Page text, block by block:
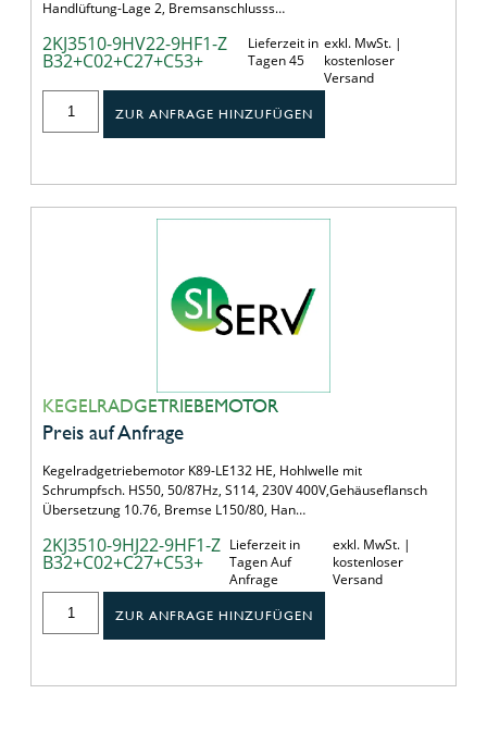
Handlüftung-Lage 2, Bremsanschlusss…
2KJ3510-9HV22-9HF1-Z
B32+C02+C27+C53+
Lieferzeit in
Tagen 45
exkl. MwSt. |
kostenloser
Versand
ZUR ANFRAGE HINZUFÜGEN
KEGELRADGETRIEBEMOTOR
Preis auf Anfrage
Kegelradgetriebemotor K89-LE132 HE, Hohlwelle mit
Schrumpfsch. HS50, 50/87Hz, S114, 230V 400V,Gehäuseflansch
Übersetzung 10.76, Bremse L150/80, Han…
2KJ3510-9HJ22-9HF1-Z
B32+C02+C27+C53+
Lieferzeit in
Tagen Auf
Anfrage
exkl. MwSt. |
kostenloser
Versand
ZUR ANFRAGE HINZUFÜGEN